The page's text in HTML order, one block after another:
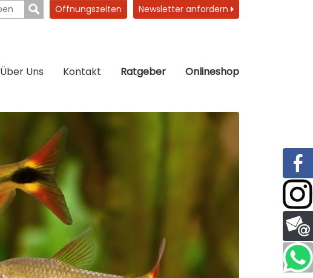
Öffnungszeiten Newsletter anfordern
Über Uns Kontakt Ratgeber Onlineshop